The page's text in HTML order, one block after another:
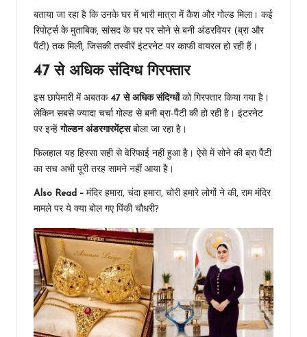
बताया जा रहा है कि उनके घर में भारी मात्रा में कैश और गोल्ड मिला। कई
रिपोर्ट्स के मुताबिक, सांसद के घर पर सोने से बनी अंडरवियर (ब्रा और
पैंटी) तक मिली, जिसकी तस्वीरें इंटरनेट पर काफी वायरल हो रही हैं।
47 से अधिक संदिग्ध गिरफ्तार
इस छापेमारी में अबतक 47 से अधिक संदिग्धोंको गिरफ्तार किया गया है।
लेकिन सबसे ज्यादा चर्चा गोल्ड से बनी ब्रा-पैंटी की हो रही है। इंटरनेट
पर इन्हें गोल्डन अंडरगारमेंट्सबोला जा रहा है।
फिलहाल यह हिस्सा सही से वेरिफाई नहीं हुआ है। ऐसे में सोने की ब्रा पैंटी
का सच अभी पूरी तरह सामने नहीं आया है।
Also Read – मंदिर हमारा, चंदा हमारा, चोरी हमारे लोगों ने की, राम मंदिर
मामले पर ये क्या बोल गए पिंकी चौधरी?